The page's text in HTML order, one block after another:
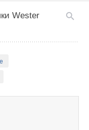
Wester